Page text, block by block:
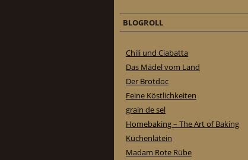
BLOGROLL
Chili und Ciabatta
Das Mädel vom Land
Der Brotdoc
Feine Köstlichkeiten
grain de sel
Homebaking – The Art of Baking
Küchenlatein
Madam Rote Rübe